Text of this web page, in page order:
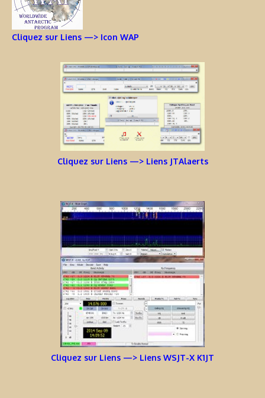
Cliquez sur Liens —> Icon WAP
Cliquez sur Liens —> Liens JTAlaerts
Cliquez sur Liens —> Liens WSJT-X K1JT